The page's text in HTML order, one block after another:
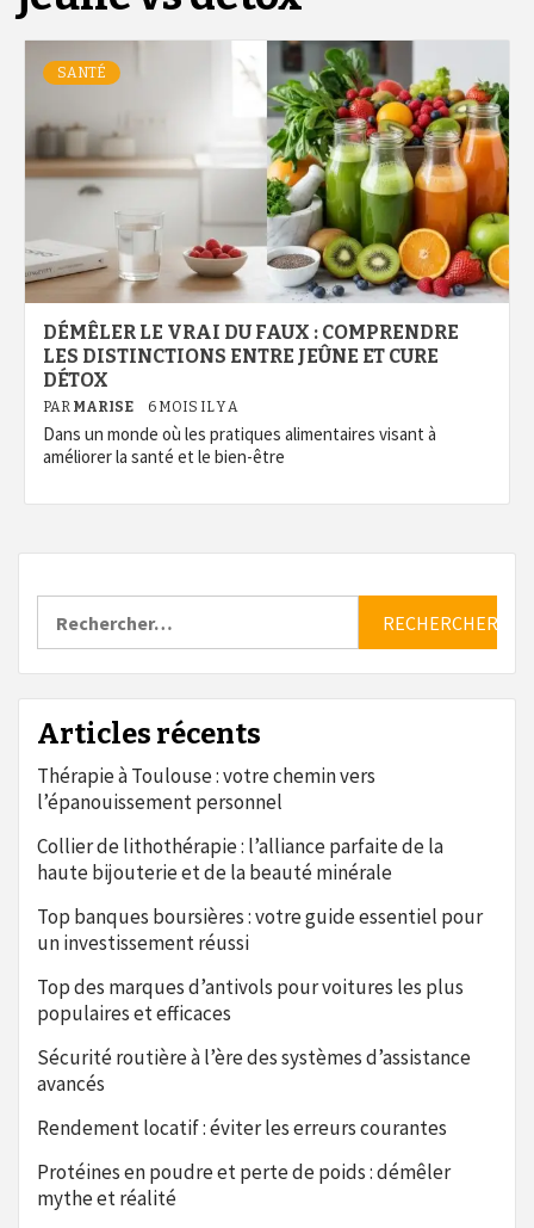
SANTÉ
DÉMÊLER LE VRAI DU FAUX : COMPRENDRE
LES DISTINCTIONS ENTRE JEÛNE ET CURE
DÉTOX
PAR MARISE 6 MOIS IL Y A
Dans un monde où les pratiques alimentaires visant à
améliorer la santé et le bien-être
Articles récents
Thérapie à Toulouse : votre chemin vers
l’épanouissement personnel
Collier de lithothérapie : l’alliance parfaite de la
haute bijouterie et de la beauté minérale
Top banques boursières : votre guide essentiel pour
un investissement réussi
Top des marques d’antivols pour voitures les plus
populaires et efficaces
Sécurité routière à l’ère des systèmes d’assistance
avancés
Rendement locatif : éviter les erreurs courantes
Protéines en poudre et perte de poids : démêler
mythe et réalité